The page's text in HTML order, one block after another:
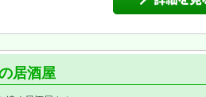
居酒屋